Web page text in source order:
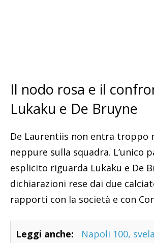
Il nodo rosa e il
Lukaku e De Bruyne
De Laurentiis non entra troppo
neppure sulla squadra. L’unico
esplicito riguarda Lukaku e De
dichiarazioni rese dai due
rapporti con la società e con
Leggi anche:
Napoli 100,